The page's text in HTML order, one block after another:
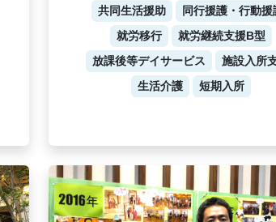
共同生活援助
同行援護・行動援
就労移行
就労継続支援B型
放課後等デイサービス
施設入所
生活介護
短期入所